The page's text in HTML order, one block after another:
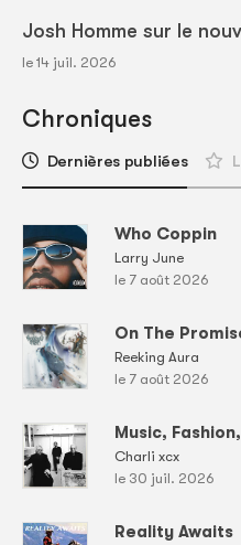
Josh Homme sur le
le 14 juil. 2026
Chroniques
Dernières publiées
Who Coppin
Larry June
le 7 août 2026
On The
Reeking Aura
le 7 août 2026
Music,
Charli xcx
le 30 juil. 2026
Reality Awaits